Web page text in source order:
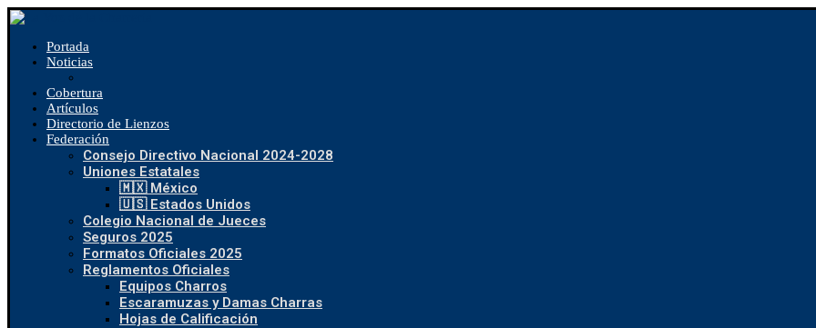
Portada
Noticias
Cobertura
Artículos
Directorio de Lienzos
Federación
Consejo Directivo Nacional 2024-2028
Uniones Estatales
🇲🇽 México
🇺🇸 Estados Unidos
Colegio Nacional de Jueces
Seguros 2025
Formatos Oficiales 2025
Reglamentos Oficiales
Equipos Charros
Escaramuzas y Damas Charras
Hojas de Calificación